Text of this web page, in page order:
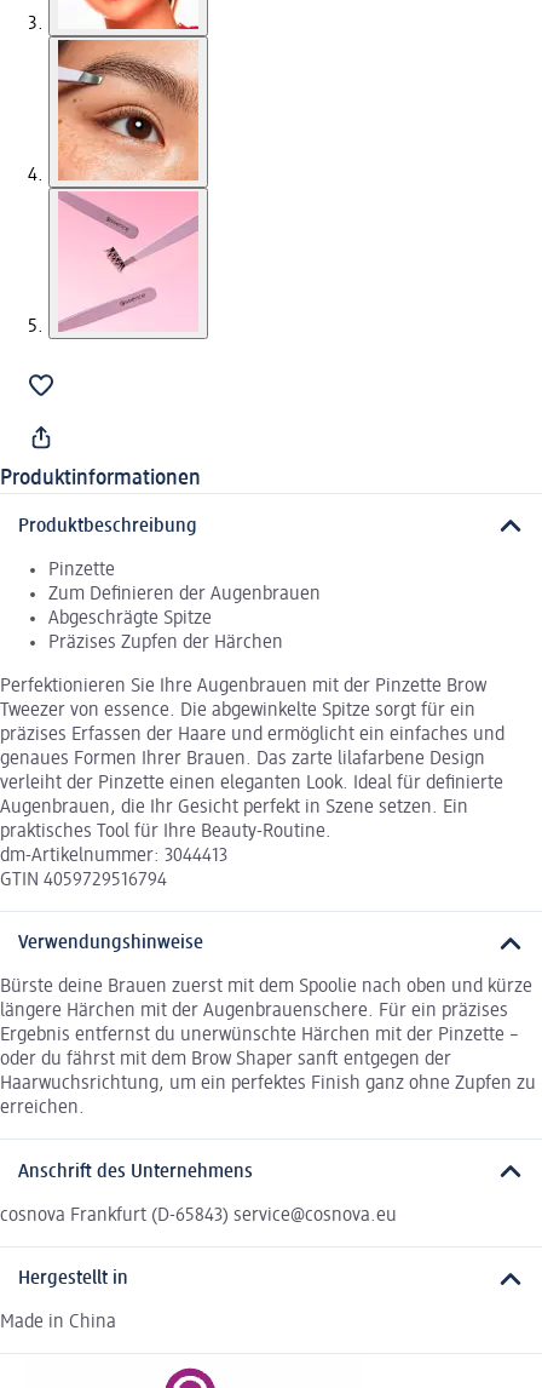
Produktinformationen
Produktbeschreibung
Pinzette
Zum Definieren der Augenbrauen
Abgeschrägte Spitze
Präzises Zupfen der Härchen
Perfektionieren Sie Ihre Augenbrauen mit der Pinzette Brow
Tweezer von essence. Die abgewinkelte Spitze sorgt für ein
präzises Erfassen der Haare und ermöglicht ein einfaches und
genaues Formen Ihrer Brauen. Das zarte lilafarbene Design
verleiht der Pinzette einen eleganten Look. Ideal für definierte
Augenbrauen, die Ihr Gesicht perfekt in Szene setzen. Ein
praktisches Tool für Ihre Beauty-Routine.
dm-Artikelnummer: 3044413
GTIN 4059729516794
Verwendungshinweise
Bürste deine Brauen zuerst mit dem Spoolie nach oben und kürze
längere Härchen mit der Augenbrauenschere. Für ein präzises
Ergebnis entfernst du unerwünschte Härchen mit der Pinzette –
oder du fährst mit dem Brow Shaper sanft entgegen der
Haarwuchsrichtung, um ein perfektes Finish ganz ohne Zupfen zu
erreichen.
Anschrift des Unternehmens
cosnova Frankfurt (D-65843) service@cosnova.eu
Hergestellt in
Made in China